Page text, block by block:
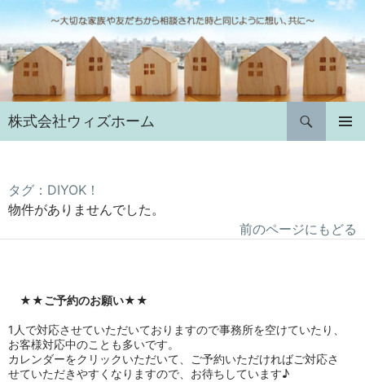
ン
テ
ン
ツ
へ
ス
キ
プ
株式会社ウィズホーム
検
索
タグ：DIYOK！
物件がありませんでした。
前のページにもどる
★★ご予約のお願い★★
1人で対応させていただいておりますので事務所を空けていたり、
お客様対応中のことも多いです。
カレンダーをクリックいただいて、ご予約いただければご対応さ
せていただきやすくなりますので、お待ちしています♪